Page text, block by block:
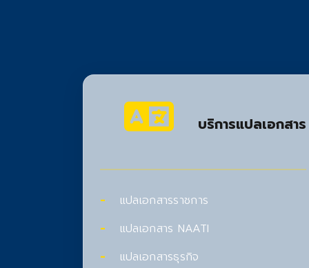
บริการแปลเอกสาร
แปลเอกสารราชการ
แปลเอกสาร NAATI
แปลเอกสารธุรกิจ